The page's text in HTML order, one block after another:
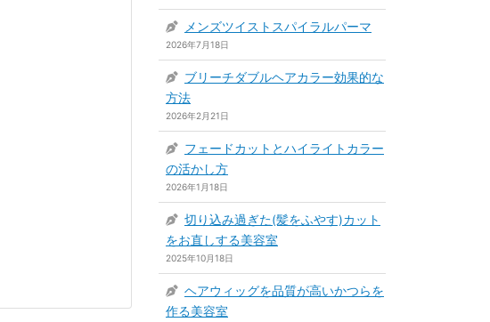
メンズツイストスパイラルパーマ
2026年7月18日
ブリーチダブルヘアカラー効果的な
方法
2026年2月21日
フェードカットとハイライトカラー
の活かし方
2026年1月18日
切り込み過ぎた(髪をふやす)カット
をお直しする美容室
2025年10月18日
ヘアウィッグを品質が高いかつらを
作る美容室